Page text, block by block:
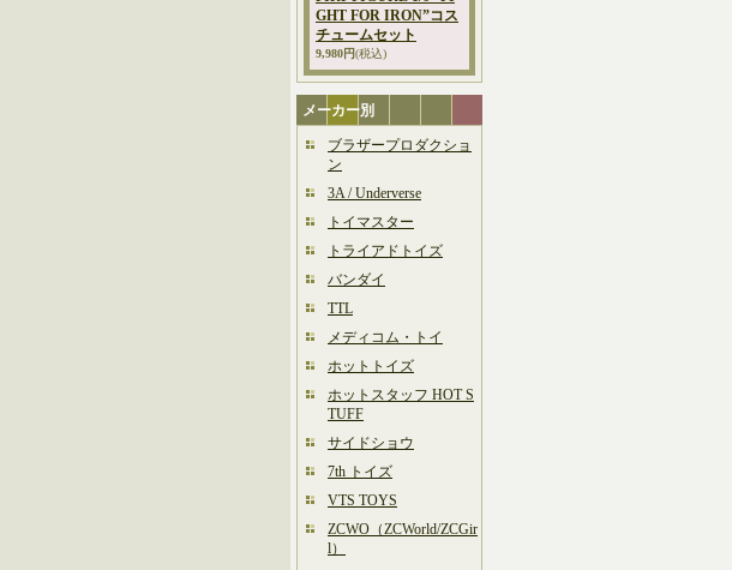
GHT FOR IRON”コス
チュームセット
9,980円(税込)
メーカー別
ブラザープロダクショ
ン
3A / Underverse
トイマスター
トライアドトイズ
バンダイ
TTL
メディコム・トイ
ホットトイズ
ホットスタッフ HOT S
TUFF
サイドショウ
7th トイズ
VTS TOYS
ZCWO（ZCWorld/ZCGir
l）